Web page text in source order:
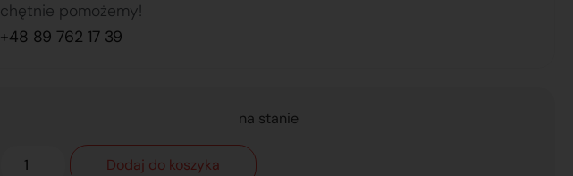
chętnie pomożemy!
+48 89 762 17 39
na stanie
Dodaj do koszyka